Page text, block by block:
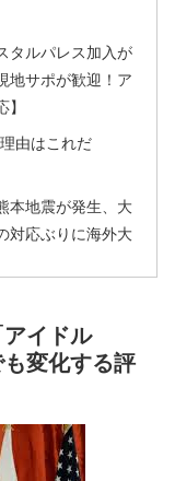
タルパレス加入が
地サポが歓迎！ア
由はこれだ
本地震が発生、大
対応ぶりに海外大
は8強で落ちたの
しまったね」「韓
うどんなに精神勝
の領有権主張に対
年の恒例行事だ
アイドル
変化する評